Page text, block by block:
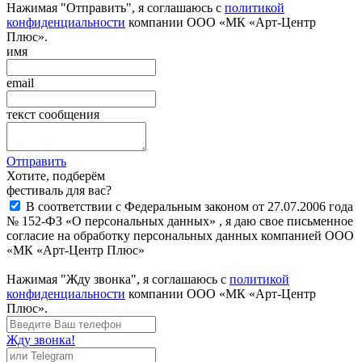
Нажимая "Отправить", я соглашаюсь с политикой
конфиденциальности компании ООО «МК «Арт-Центр
Плюс».
имя
email
текст сообщения
Отправить
Хотите, подберём
фестиваль для вас?
В соответствии с Федеральным законом от 27.07.2006 года
№ 152-ФЗ «О персональных данных» , я даю свое письменное
согласие на обработку персональных данных компанией ООО
«МК «Арт-Центр Плюс»
Нажимая "Жду звонка", я соглашаюсь с политикой
конфиденциальности компании ООО «МК «Арт-Центр
Плюс».
Жду звонка!